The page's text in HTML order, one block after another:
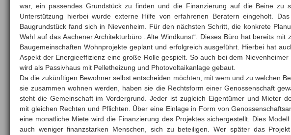
war, ein passendes Grundstück zu finden und die Finanzierung auf die Beine zu
Unterstützung hierbei wurde externe Hilfe von erfahrenen Beratern eingeholt.
Baugrundstück fand sich in Nievenheim. Für den nächsten Schritt, die konkrete
Wahl auf das Aachener Architekturbüro „Alte Windkunst“. Dieses Büro hat bereits mit
Baugemeinschaften Wohnprojekte geplant und erfolgreich ausgeführt. Hierbei hat
Aspekt der Energieeffizienz eine große Rolle gespielt. So auch bei dem Nievenheimer
wird als Passivhaus mit Pelletheizung und Photovoltaikanlage gebaut.
Da die zukünftigen Bewohner selbst entscheiden möchten, mit wem und zu welchen
sie zusammen wohnen werden, haben sie die Rechtsform einer Genossenschaft
steht die Gemeinschaft im Vordergrund. Jeder ist zugleich Eigentümer und Mieter
mit gleichen Rechten und Pflichten. Über eine Einlage in Form von
eine monatliche Miete wird die Finanzierung des Projektes sichergestellt. Dies Modell
auch weniger finanzstarken Menschen, sich zu beteiligen. Wer später das